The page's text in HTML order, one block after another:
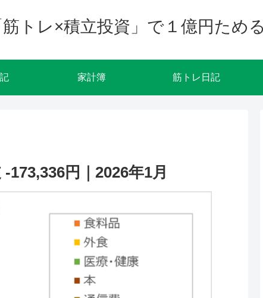
トレ×積立投資」で１億円ため
家計簿 筋トレ日記
173,336円｜2026年1月